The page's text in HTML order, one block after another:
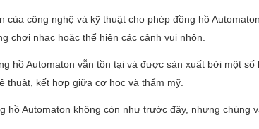
của công nghệ và kỹ thuật cho phép đồng hồ
chơi nhạc hoặc thể hiện các cảnh vui nhộn.
hồ Automaton vẫn tồn tại và được sản xuất bởi một
thuật, kết hợp giữa cơ học và thẩm mỹ.
hồ Automaton không còn như trước đây, nhưng chúng